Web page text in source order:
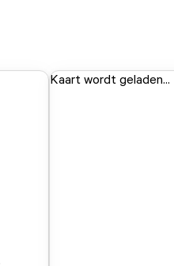
Kaart wordt geladen...